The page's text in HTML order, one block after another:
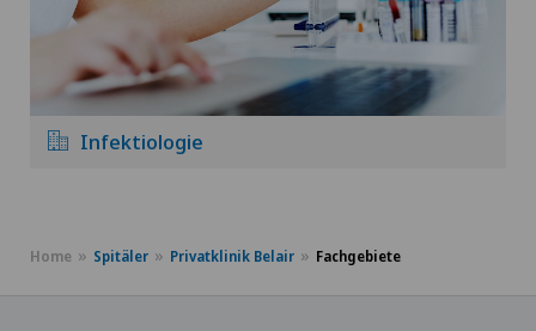
Infektiologie
Home Spitäler Privatklinik Belair Fachgebiete